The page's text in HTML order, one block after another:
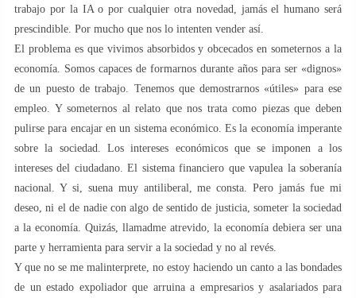
trabajo por la IA o por cualquier otra novedad, jamás el humano será
prescindible. Por mucho que nos lo intenten vender así.
El problema es que vivimos absorbidos y obcecados en someternos a la
economía. Somos capaces de formarnos durante años para ser «dignos»
de un puesto de trabajo. Tenemos que demostrarnos «útiles» para ese
empleo. Y someternos al relato que nos trata como piezas que deben
pulirse para encajar en un sistema económico. Es la economía imperante
sobre la sociedad. Los intereses económicos que se imponen a los
intereses del ciudadano. El sistema financiero que vapulea la soberanía
nacional. Y si, suena muy antiliberal, me consta. Pero jamás fue mi
deseo, ni el de nadie con algo de sentido de justicia, someter la sociedad
a la economía. Quizás, llamadme atrevido, la economía debiera ser una
parte y herramienta para servir a la sociedad y no al revés.
Y que no se me malinterprete, no estoy haciendo un canto a las bondades
de un estado expoliador que arruina a empresarios y asalariados para